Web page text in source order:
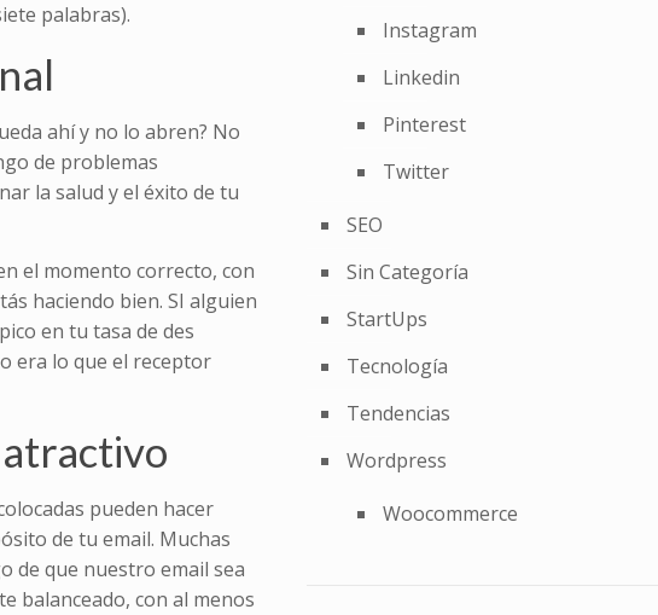
palabras).
ahí y no lo abren? No
de problemas
la salud y el éxito de tu
el momento correcto, con
haciendo bien. SI alguien
en tu tasa de des
era lo que el receptor
atractivo
pueden hacer
de tu email. Muchas
de que nuestro email sea
balanceado, con al menos
Instagram
Linkedin
Pinterest
Twitter
SEO
Sin Categoría
StartUps
Tecnología
Tendencias
Wordpress
Woocommerce